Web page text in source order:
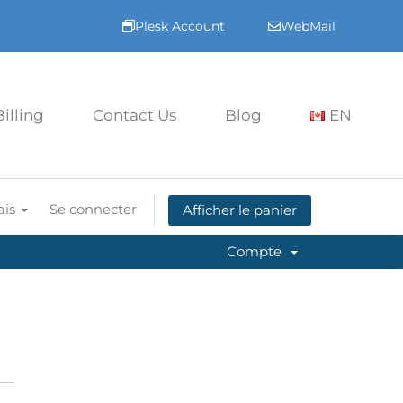
Plesk Account WebMail
Contact Us Blog EN
Se connecter Afficher le panier
Compte